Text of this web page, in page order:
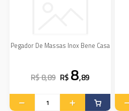
Pegador De Massas Inox Bene Casa
R$ 8,89 R$ 8,89